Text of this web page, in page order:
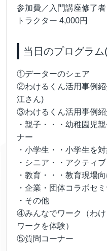
参加費／入門講座修了
トラクター 4,000円
当日のプログラム
①データーのシェア
②わけるくん活用事例
江さん)
③わけるくん活用事例紹
・親子・・・幼稚園児
ナー
・小学生・・小学生を
・シニア・・アクティ
・教育・・・教育現場
・企業・団体コラボセ
・その他
④みんなでワーク（わ
ワークを体験）
⑤質問コーナー